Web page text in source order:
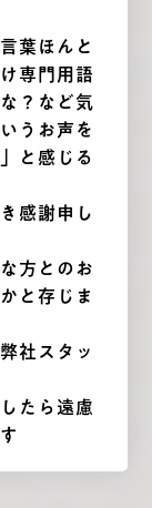
葉ほんと
専門用語
？など気
うお声を
と感じる
感謝申し
方とのお
と存じま
社スタッ
たら遠慮